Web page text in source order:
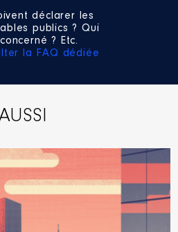
déclarer les
publics ? Qui
? Etc.
la FAQ dédiée